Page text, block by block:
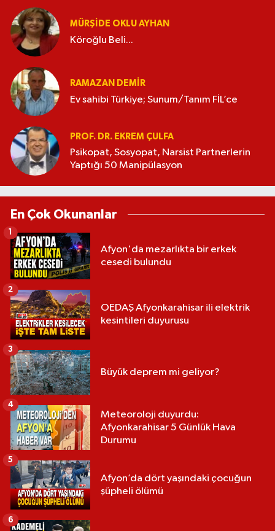
MÜRŞIDE OKLU AYHAN
Köroğlu Beli...
RAMAZAN DEMİR
Ev sahibi Türkiye; Sunum/Tanım FİL’ce
PROF. DR. EKREM ÇULFA
Psikopat, Sosyopat, Narsist Partnerlerin
Yaptığı 50 Manipülasyon
En Çok Okunanlar
Afyon'da mezarlıkta bir erkek
cesedi bulundu
1
OEDAŞ Afyonkarahisar ili elektrik
kesintileri duyurusu
2
Büyük deprem mi geliyor?
3
Meteoroloji duyurdu:
Afyonkarahisar 5 Günlük Hava
Durumu
4
Afyon’da dört yaşındaki çocuğun
şüpheli ölümü
5
6